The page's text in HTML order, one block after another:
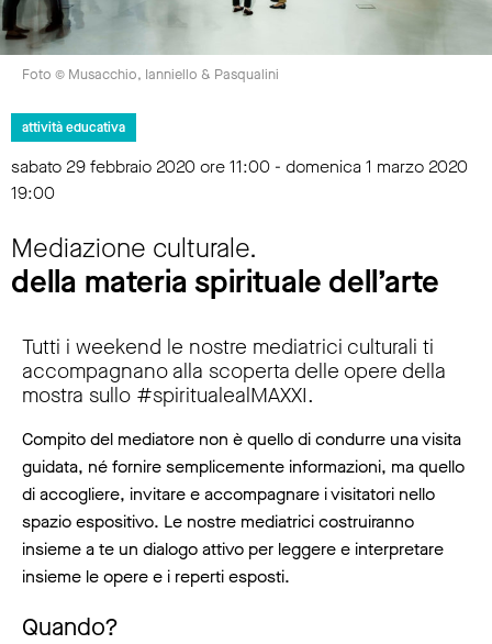
Foto © Musacchio, Ianniello & Pasqualini
attività educativa
sabato 29 febbraio 2020 ore 11:00 - domenica 1 marzo 2020
19:00
Mediazione culturale.
della materia spirituale dell’arte
Tutti i weekend le nostre mediatrici culturali ti
accompagnano alla scoperta delle opere della
mostra sullo #spiritualealMAXXI.
Compito del mediatore non è quello di condurre una visita
guidata, né fornire semplicemente informazioni, ma quello
di accogliere, invitare e accompagnare i visitatori nello
spazio espositivo. Le nostre mediatrici costruiranno
insieme a te un dialogo attivo per leggere e interpretare
insieme le opere e i reperti esposti.
Quando?